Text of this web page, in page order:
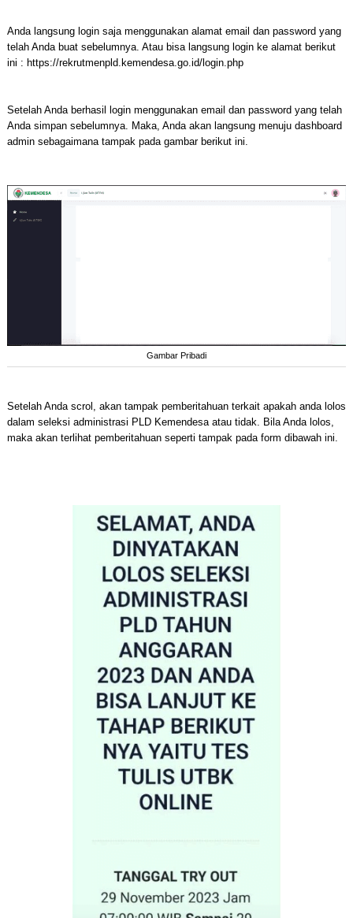
Anda langsung login saja menggunakan alamat email dan password yang
telah Anda buat sebelumnya. Atau bisa langsung login ke alamat berikut
ini : https://rekrutmenpld.kemendesa.go.id/login.php
Setelah Anda berhasil login menggunakan email dan password yang telah
Anda simpan sebelumnya. Maka, Anda akan langsung menuju dashboard
admin sebagaimana tampak pada gambar berikut ini.
Gambar Pribadi
Setelah Anda scrol, akan tampak pemberitahuan terkait apakah anda lolos
dalam seleksi administrasi PLD Kemendesa atau tidak. Bila Anda lolos,
maka akan terlihat pemberitahuan seperti tampak pada form dibawah ini.